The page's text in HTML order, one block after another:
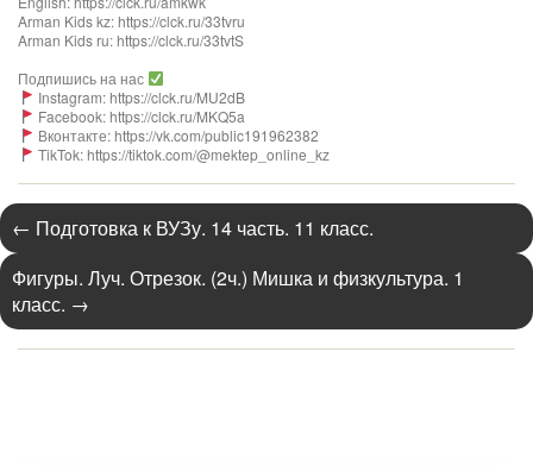
Arman Kids kz: https://clck.ru/33tvru
Arman Kids ru: https://clck.ru/33tvtS
Подпишись на нас
Instagram: https://clck.ru/MU2dB
Facebook: https://clck.ru/MKQ5a
Вконтакте: https://vk.com/public191962382
TikTok: https://tiktok.com/@mektep_online_kz
← Подготовка к ВУЗу. 14 часть. 11 класс.
Фигуры. Луч. Отрезок. (2ч.) Мишка и физкультура. 1
класс. →